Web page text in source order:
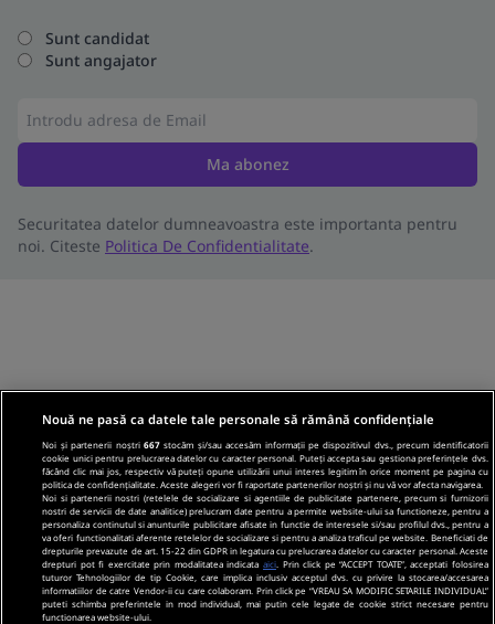
Sunt candidat
Sunt angajator
Ma abonez
Securitatea datelor dumneavoastra este importanta pentru
noi. Citeste Politica De Confidentialitate.
Nouă ne pasă ca datele tale personale să rămână confidențiale
Noi și partenerii noștri667 stocăm și/sau accesăm informații pe dispozitivul dvs., precum identificatorii
cookie unici pentru prelucrarea datelor cu caracter personal. Puteți accepta sau gestiona preferințele dvs.
făcând clic mai jos, respectiv vă puteți opune utilizării unui interes legitim în orice moment pe pagina cu
politica de confidențialitate. Aceste alegeri vor fi raportate partenerilor noștri și nu vă vor afecta navigarea.
Noi si partenerii nostri (retelele de socializare si agentiile de publicitate partenere, precum si furnizorii
nostri de servicii de date analitice) prelucram date pentru a permite website-ului sa functioneze, pentru a
personaliza continutul si anunturile publicitare afisate in functie de interesele si/sau profilul dvs., pentru a
va oferi functionalitati aferente retelelor de socializare si pentru a analiza traficul pe website. Beneficiati de
drepturile prevazute de art. 15-22 din GDPR in legatura cu prelucrarea datelor cu caracter personal. Aceste
drepturi pot fi exercitate prin modalitatea indicata aici . Prin click pe “ACCEPT TOATE”, acceptati folosirea
tuturor Tehnologiilor de tip Cookie, care implica inclusiv acceptul dvs. cu privire la stocarea/accesarea
informatiilor de catre Vendor-ii cu care colaboram. Prin click pe “VREAU SA MODIFIC SETARILE INDIVIDUAL”
puteti schimba preferintele in mod individual, mai putin cele legate de cookie strict necesare pentru
functionarea website-ului.